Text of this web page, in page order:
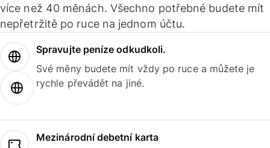
více než 40 měnách. Všechno potřebné budete mít
nepřetržitě po ruce na jednom účtu.
Spravujte peníze odkudkoli.
Své měny budete mít vždy po ruce a můžete je
rychle převádět na jiné.
Mezinárodní debetní karta